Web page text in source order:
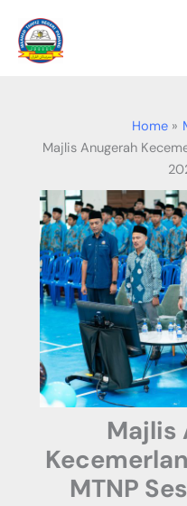
content
Home
Majlis Anugerah
Majlis
MTNP